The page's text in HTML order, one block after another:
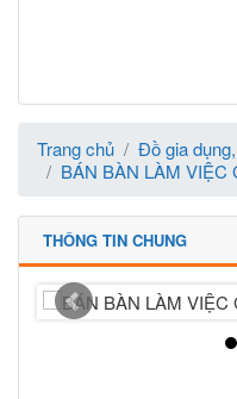
Trang chủ Đồ gia
BÁN BÀN LÀM VIỆC
THÔNG TIN CHUNG